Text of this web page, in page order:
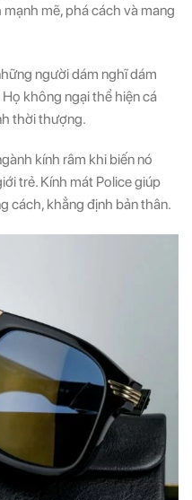
mẽ, phá cách và mang
người dám nghĩ dám
không ngại thể hiện cá
thời thượng.
kính râm khi biến nó
trẻ. Kính mát Police giúp
cách, khẳng định bản thân.